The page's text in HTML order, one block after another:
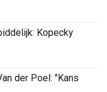
Kopecky
der Poel: "Kans